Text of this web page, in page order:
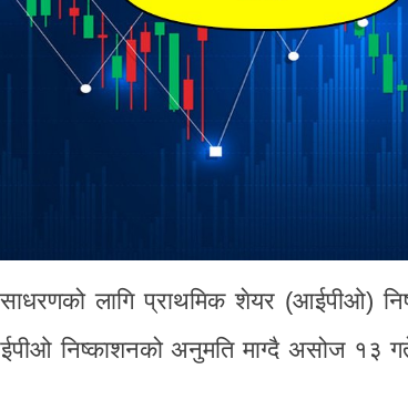
लागि प्राथमिक शेयर (आईपीओ)
निष्काशनको अनुमति माग्दै असोज १३